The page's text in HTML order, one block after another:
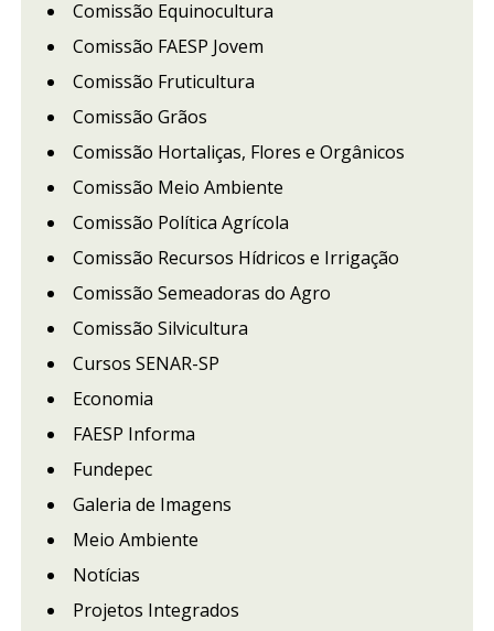
Comissão Equinocultura
Comissão FAESP Jovem
Comissão Fruticultura
Comissão Grãos
Comissão Hortaliças, Flores e Orgânicos
Comissão Meio Ambiente
Comissão Política Agrícola
Comissão Recursos Hídricos e Irrigação
Comissão Semeadoras do Agro
Comissão Silvicultura
Cursos SENAR-SP
Economia
FAESP Informa
Fundepec
Galeria de Imagens
Meio Ambiente
Notícias
Projetos Integrados